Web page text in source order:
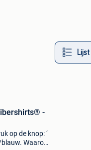
Lijst
-
op de knop: ‘
Waarom